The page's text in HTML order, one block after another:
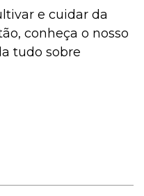
e cuidar da
conheça o nosso
tudo sobre